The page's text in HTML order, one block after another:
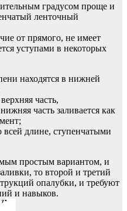
градусом проще и
ленточный
от прямого, не имеет
уступами в некоторых
находятся в нижней
часть,
часть заливается как
всей длине, ступенчатыми
простым вариантом, и
то второй и третий
опалубки, и требуют
и навыков.